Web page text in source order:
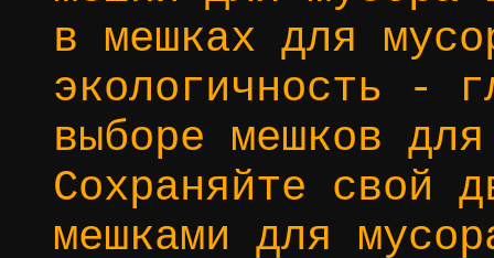
в мешках для
экологичность -
выборе мешков
Сохраняйте свой
мешками для